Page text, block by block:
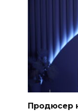
Продюсер